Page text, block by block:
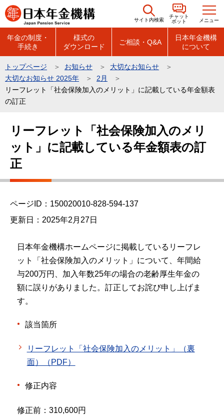
こ
の
先
頭
サイト内検索
チャット
ボット
メニュー
年金の制度・
手続き
様式の
ダウンロード
ご相談・Q&A
日本年金機構
について
トップページ お知らせ
大切なお知らせ
大切なお知らせ 2025年
2月
リーフレット「社会保険加入のメリット」に記載している年金額表
の訂正
リーフレット「社会保険加入のメリ
ット」に記載している年金額表の訂
正
ページID：150020010-828-594-137
更新日：2025年2月27日
日本年金機構ホームページに掲載しているリーフレ
ット「社会保険加入のメリット」について、年間給
与200万円、加入年数25年の場合の老齢厚生年金の
額に誤りがありました。訂正してお詫び申し上げま
す。
該当箇所
リーフレット「社会保険加入のメリット」（裏
面）（PDF）
修正内容
修正前：310,600円